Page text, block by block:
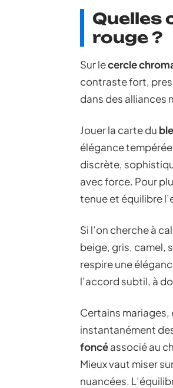
Quelles
rouge ?
Sur lecercle
contraste fort,
dans des alliances
Jouer la carte du
élégance
discrète,
avec force. Pour
tenue et équilibre
Si l’on cherche à
beige, gris, camel,
respire une
l’accord subtil, à
Certains mariages,
instantanément
foncéassocié au
Mieux vaut miser
nuancées.